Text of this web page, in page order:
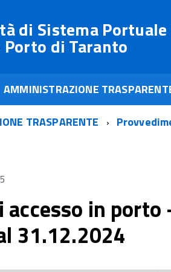
di Sistema
di Taranto
AMMINISTRAZIONE
TRASPARENTE
accesso in
31.12.2024